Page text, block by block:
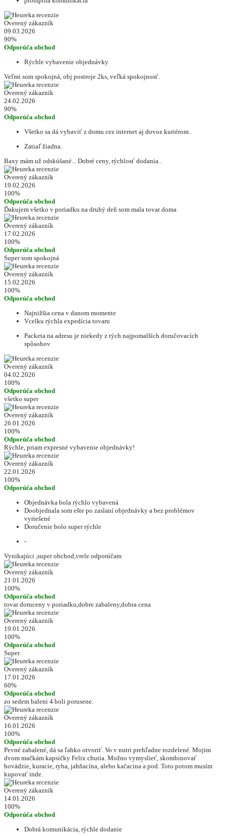
Overený zákazník
09.03.2026
90%
Odporúča obchod
Rýchle vybavenie objednávky
Veľmi som spokojná, obj postroje 2ks, veľká spokojnosť.
Overený zákazník
24.02.2026
90%
Odporúča obchod
Všetko sa dá vybaviť z domu cez internet aj dovoz kuriérom..
Zatiaľ žiadna.
Baxy mám už odskúšané... Dobré ceny, rýchlosť dodania..
Overený zákazník
19.02.2026
100%
Odporúča obchod
Ďakujem všetko v poriadku na druhý deň som mala tovar doma
Overený zákazník
17.02.2026
100%
Odporúča obchod
Super som spokojná
Overený zákazník
15.02.2026
100%
Odporúča obchod
Najnižšia cena v danom momente
Vcelku rýchla expedícia tovaru
Packeta na adresu je niekedy z tých najpomalších doručovacích
spôsobov
Overený zákazník
04.02.2026
100%
Odporúča obchod
všetko super
Overený zákazník
26.01.2026
100%
Odporúča obchod
Rýchle, priam expresné vybavenie objednávky!
Overený zákazník
22.01.2026
100%
Odporúča obchod
Objednávka bola rýchlo vybavená
Doobjednala som ešte po zaslaní objednávky a bez problémov
vyriešené
Doručenie bolo super rýchle
-
Vynikajúci ,super obchod,vrele odporúčam
Overený zákazník
21.01.2026
100%
Odporúča obchod
tovar doruceny v poriadku,dobre zabaleny,dobra cena
Overený zákazník
19.01.2026
100%
Odporúča obchod
Super.
Overený zákazník
17.01.2026
60%
Odporúča obchod
zo sedem baleni 4 boli porusene.
Overený zákazník
16.01.2026
100%
Odporúča obchod
Pevné zabalené, dá sa ľahko otvoriť. Vo v nutri prehľadne rozdelené. Mojim
dvom mačkám kapsičky Felix chutia. Možno vymyslieť, skombinovať
hovädzie, kuracie, ryba, jahňacína, alebo kačacina a pod. Toto potom musím
kupovať inde.
Overený zákazník
14.01.2026
100%
Odporúča obchod
Dobrá komunikácia, rýchle dodanie